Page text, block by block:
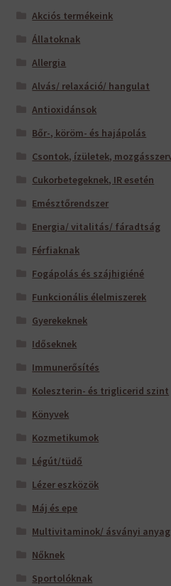
Akciós termékeink
Állatoknak
Allergia
Alvás/ relaxáció/ hangulat
Antioxidánsok
Bőr-, köröm- és hajápolás
Csontok, ízületek,
Cukorbetegeknek, IR esetén
Emésztőrendszer
Energia/ vitalitás/ fáradtság
Férfiaknak
Fogápolás és szájhigiéné
Funkcionális élelmiszerek
Gyerekeknek
Időseknek
Immunerősítés
Koleszterin- és triglicerid szint
Könyvek
Kozmetikumok
Légút/tüdő
Lézer eszközök
Máj és epe
Multivitaminok/ ásványi
Nőknek
Sportolóknak